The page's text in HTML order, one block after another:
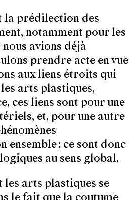
la prédilection des
notamment pour les
avions déjà
prendre acte en vue
aux liens étroits qui
arts plastiques,
ces liens sont pour une
et, pour une autre
ensemble ; ce sont donc
au sens global.
arts plastiques se